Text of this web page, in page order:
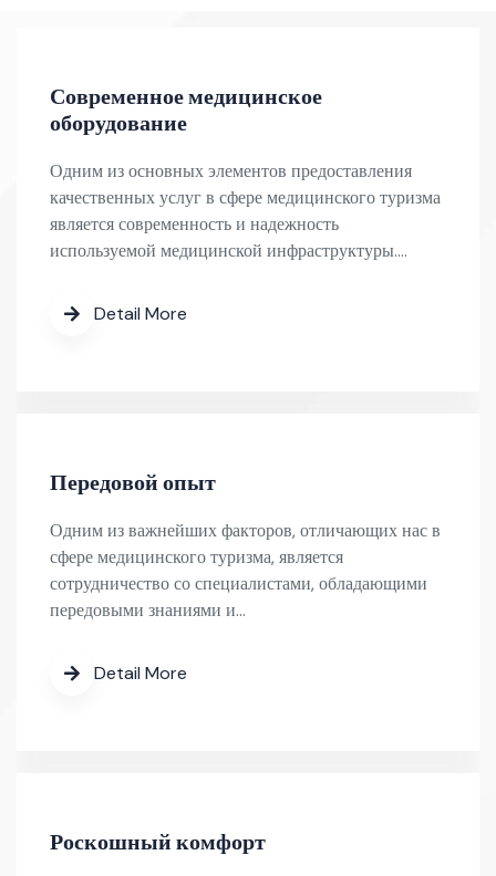
Современное медицинское
оборудование
Одним из основных элементов предоставления
качественных услуг в сфере медицинского туризма
является современность и надежность
используемой медицинской инфраструктуры.…
Detail More
Передовой опыт
Одним из важнейших факторов, отличающих нас в
сфере медицинского туризма, является
сотрудничество со специалистами, обладающими
передовыми знаниями и…
Detail More
Роскошный комфорт